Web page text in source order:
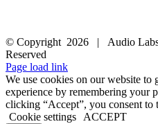
© Copyright 2026 | Audio
Reserved
Facebook
Instagram
YouTube
LinkedIn
X
Page load link
We use cookies on our website to
experience by remembering your
clicking “Accept”, you consent to
Cookie settings
ACCEPT